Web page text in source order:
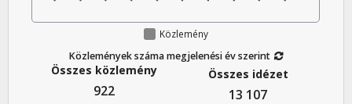
Közlemény
Közlemények száma megjelenési év szerint
Összes közlemény
922
Összes idézet
13 107